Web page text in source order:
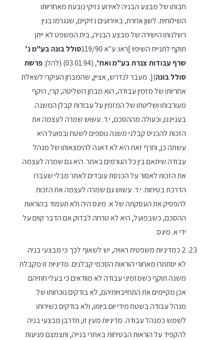
חבותו של מבצע הבניה לאירוע נזיקי נובעת מאחריותו
השילוחית. לשון אחרת, באירועים נזיקיים, שנגרמו בגין
רשלנותו הישירה של מבצע הבניה, בית המשפט לא ייתן
תוקף לתניית השיפוי ]ראו: ע"א 119/90
סולל בונה בע"מ נ'
שרף עבודות צנרת בע"מ ואח', (03.01.94) (להלן:
פרשת
סולל בונה)[. מעבר לנדרש, אציין, שהמבחן העיקרי לשאלת
אחריותו של מזמין עבודה, הוא מבחן השליטה, קרי, היקף
מעורבותו ושליטתו של המזמין על עבודות קבלן המשנה.
בענייננו, וכעולה מההסכם, י.ד. עשוש שמרה לעצמה את
הזכות להכניס קבלני משנה נוספים לשטח ובפועל היא
עשתה כן, וחרף זאת היא לא דאגה להימצאותו של מנהל
עבודה שיתאם בין כל הגורמים באתר. היא גם שמרה לעצמה
את הזכות לאסור על הכנסת עובדים לאתר מבלי שעברו
הדרכת בטיחות. י.ד. עשוש גם שמרה לעצמה את הזכות
להפסיק את העסקתה של א. מיגס היה ולא תעמוד בהוראות
ההסכם, כשבפועל, היא לא טרחה לבדוק אם הדבר קוים על
ידי א. מיגס.
2 כמדיניות משפטית ראויה, יש לשאוף לכך כי מבצעי בניה
לא יסתתרו מאחורי הוראות הסכמי קבלנים. מדיניות זו מקבלת
משנה תוקף כשמזמיני עבודה לא מוודאים כי בעלי חוזיהם
אכן מקיימים את התחייבויותיהם, לא בודקים נוכחותו של
מנהל עבודה בשטח מידי יום ביומו, ולא בודקים כשירותו
לשמש כמנהל עבודה. מדיניות מעין זו, תדרבן מבצעי בניה
להקפיד על הוראות הבטיחות באתרי בנייה, ותצמצם פגיעות